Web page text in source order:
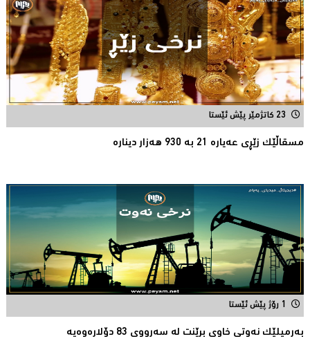
23 کاتژمێر پێش ئێستا
مسقاڵێک زێڕی عەیارە 21 بە 930 هەزار دینارە
1 رۆژ پێش ئێستا
بەرمیلێک نەوتى خاوى برێنت لە سەرووى 83 دۆلارەوەیە